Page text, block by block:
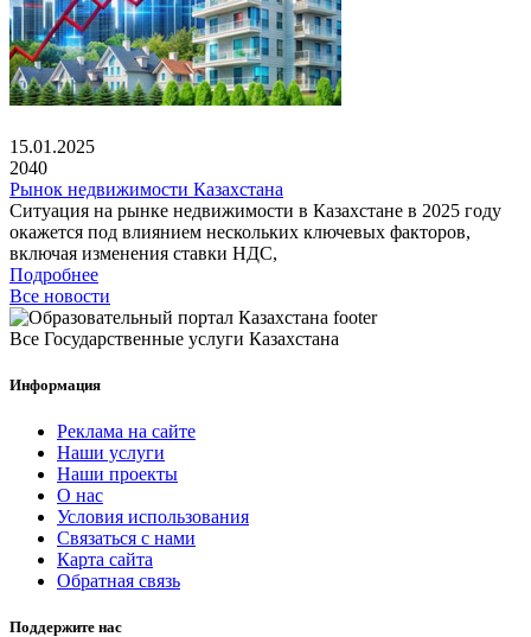
15.01.2025
2040
Рынок недвижимости Казахстана
Ситуация на рынке недвижимости в Казахстане в 2025 году
окажется под влиянием нескольких ключевых факторов,
включая изменения ставки НДС,
Подробнее
Все новости
Все Государственные услуги Казахстана
Информация
Реклама на сайте
Наши услуги
Наши проекты
О нас
Условия использования
Связаться с нами
Карта сайта
Обратная связь
Поддержите нас